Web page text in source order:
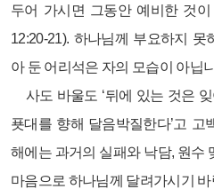
두어 가시면 그동안 예비한 것
12:20-21). 하나님께 부요하지
아 둔 어리석은 자의 모습이 아닙
사도 바울도 ‘뒤에 있는 것은
푯대를 향해 달음박질한다’고 고
해에는 과거의 실패와 낙담, 원수
마음으로 하나님께 달려가시기